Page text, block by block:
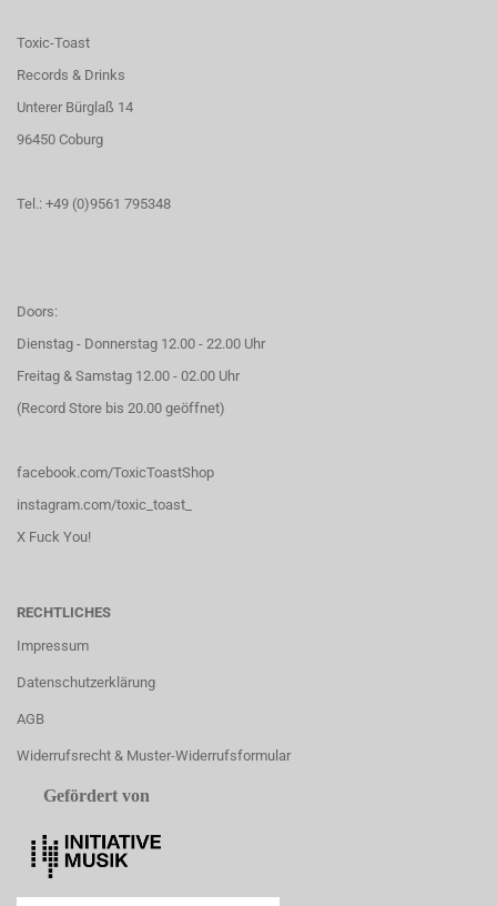
Toxic-Toast
Records & Drinks
Unterer Bürglaß 14
96450 Coburg
Tel.: +49 (0)9561 795348
Doors:
Dienstag - Donnerstag 12.00 - 22.00 Uhr
Freitag & Samstag 12.00 - 02.00 Uhr
(Record Store bis 20.00 geöffnet)
facebook.com/ToxicToastShop
instagram.com/toxic_toast_
X Fuck You!
RECHTLICHES
Impressum
Datenschutzerklärung
AGB
Widerrufsrecht & Muster-Widerrufsformular
Gefördert von